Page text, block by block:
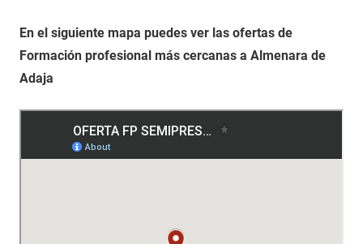
En el siguiente mapa puedes ver las ofertas de
Formación profesional más cercanas a Almenara de
Adaja